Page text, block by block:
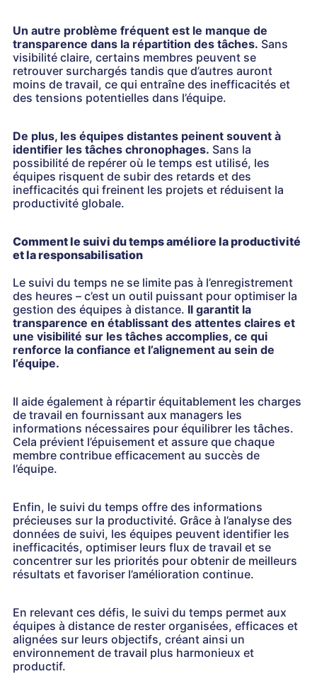
Un autre problème fréquent est le manque de
transparence dans la répartition des tâches. Sans
visibilité claire, certains membres peuvent se
retrouver surchargés tandis que d’autres auront
moins de travail, ce qui entraîne des inefficacités et
des tensions potentielles dans l’équipe.
De plus, les équipes distantes peinent souvent à
identifier les tâches chronophages. Sans la
possibilité de repérer où le temps est utilisé, les
équipes risquent de subir des retards et des
inefficacités qui freinent les projets et réduisent la
productivité globale.
Comment le suivi du temps améliore la productivité
et la responsabilisation
Le suivi du temps ne se limite pas à l’enregistrement
des heures – c’est un outil puissant pour optimiser la
gestion des équipes à distance. Il garantit la
transparence en établissant des attentes claires et
une visibilité sur les tâches accomplies, ce qui
renforce la confiance et l’alignement au sein de
l’équipe.
Il aide également à répartir équitablement les charges
de travail en fournissant aux managers les
informations nécessaires pour équilibrer les tâches.
Cela prévient l’épuisement et assure que chaque
membre contribue efficacement au succès de
l’équipe.
Enfin, le suivi du temps offre des informations
précieuses sur la productivité. Grâce à l’analyse des
données de suivi, les équipes peuvent identifier les
inefficacités, optimiser leurs flux de travail et se
concentrer sur les priorités pour obtenir de meilleurs
résultats et favoriser l’amélioration continue.
En relevant ces défis, le suivi du temps permet aux
équipes à distance de rester organisées, efficaces et
alignées sur leurs objectifs, créant ainsi un
environnement de travail plus harmonieux et
productif.